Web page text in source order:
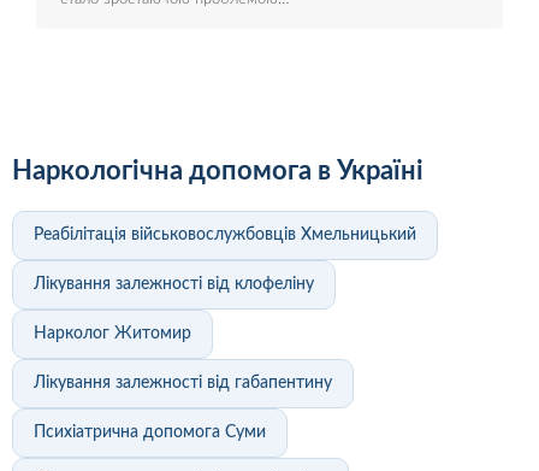
Наркологічна допомога в Україні
Реабілітація військовослужбовців Хмельницький
Лікування залежності від клофеліну
Нарколог Житомир
Лікування залежності від габапентину
Психіатрична допомога Суми